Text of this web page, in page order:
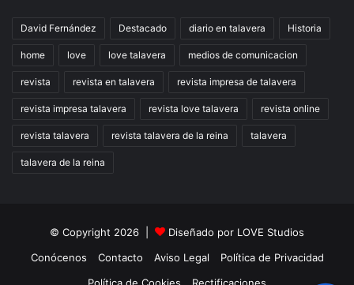
David Fernández Destacado diario en talavera Historia
home love love talavera medios de comunicacion
revista revista en talavera revista impresa de talavera
revista impresa talavera revista love talavera revista online
revista talavera revista talavera de la reina talavera
talavera de la reina
© Copyright 2026 | Diseñado por LOVE Studios
Conócenos
Contacto Aviso Legal
Política de Privacidad